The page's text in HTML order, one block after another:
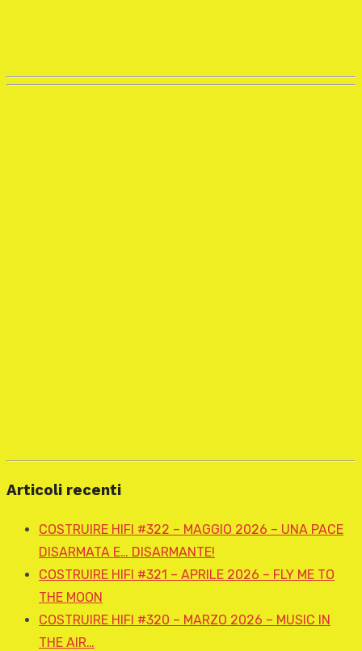
Articoli recenti
COSTRUIRE HIFI #322 – MAGGIO 2026 – UNA PACE
DISARMATA E… DISARMANTE!
COSTRUIRE HIFI #321 – APRILE 2026 – FLY ME TO
THE MOON
COSTRUIRE HIFI #320 – MARZO 2026 – MUSIC IN
THE AIR…